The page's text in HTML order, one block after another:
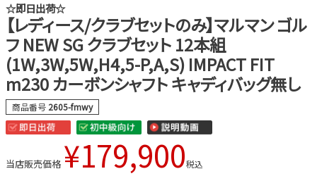
☆即日出荷☆
【レディース/クラブセットのみ】マルマン ゴル
フ NEW SG クラブセット 12本組
(1W,3W,5W,H4,5-P,A,S) IMPACT FIT
m230 カーボンシャフト キャディバッグ無し
商品番号 2605-fmwy
当店販売価格 ¥179,900税込